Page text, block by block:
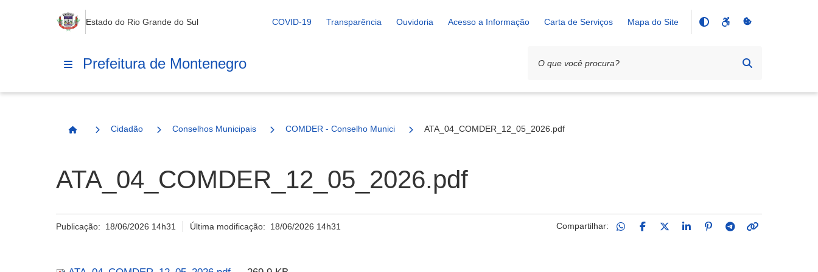
Estado do Rio Grande do Sul COVID-19 Transparência Ouvidoria Acesso a Informação Carta de Serviços Mapa do Site
Prefeitura de Montenegro
Página Inicial
Cidadão Conselhos Municipais COMDER - Conselho Municipal de Desenvolvimento Rural
ATA_04_COMDER_12_05_2026.pdf
ATA_04_COMDER_12_05_2026.pdf
Publicação: 18/06/2026 14h31 Última modificação: 18/06/2026 14h31 Compartilhar: